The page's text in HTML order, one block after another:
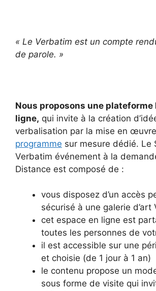
« Le Verbatim est un compte
de parole. »
Nous proposons une plateforme
ligne, qui invite à la création
verbalisation par la mise en œuvre
programme sur mesure dédié. Le
Verbatim événement à la
Distance est composé de :
vous disposez d’un accès
sécurisé à une galerie d’art
cet espace en ligne est
toutes les personnes de
il est accessible sur une
et choisie (de 1 jour à 1 an)
le contenu propose un
sous forme de visite qui